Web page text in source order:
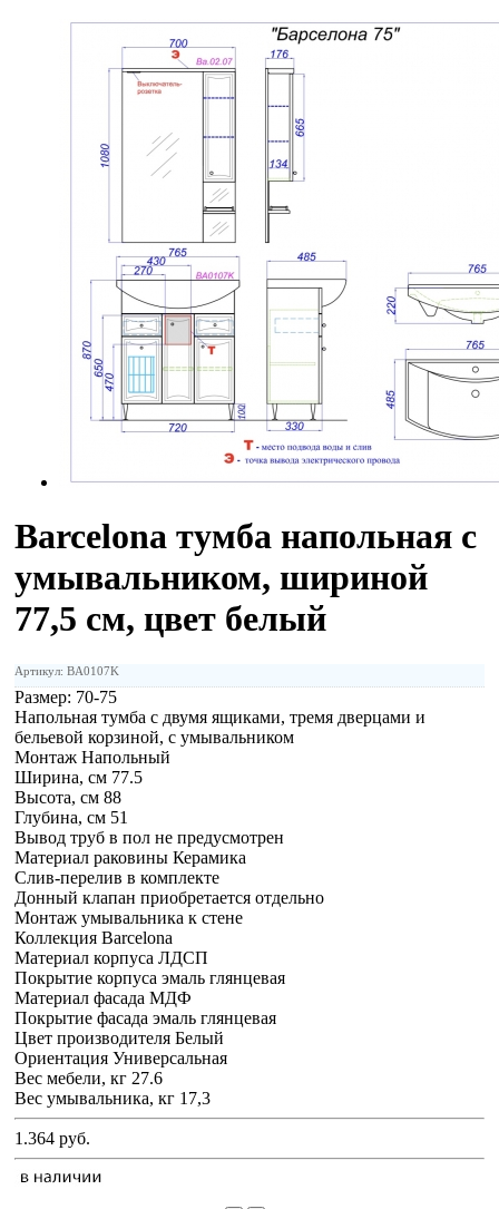
Barcelona тумба напольная с
умывальником, шириной
77,5 см, цвет белый
Артикул: BA0107K
Размер: 70-75
Напольная тумба с двумя ящиками, тремя дверцами и
бельевой корзиной, с умывальником
Монтаж Напольный
Ширина, см 77.5
Высота, см 88
Глубина, см 51
Вывод труб в пол не предусмотрен
Материал раковины Керамика
Слив-перелив в комплекте
Донный клапан приобретается отдельно
Монтаж умывальника к стене
Коллекция Barcelona
Материал корпуса ЛДСП
Покрытие корпуса эмаль глянцевая
Материал фасада МДФ
Покрытие фасада эмаль глянцевая
Цвет производителя Белый
Ориентация Универсальная
Вес мебели, кг 27.6
Вес умывальника, кг 17,3
1.364 руб.